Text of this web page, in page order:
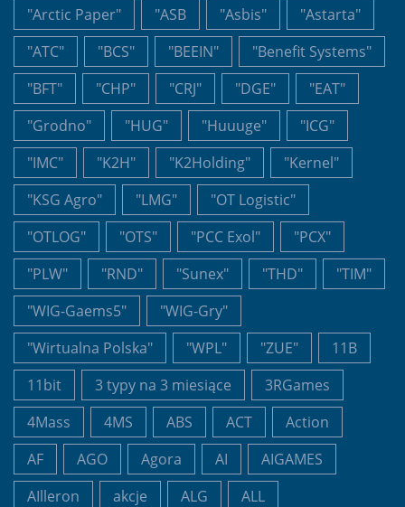
"Arctic Paper"
"ASB "Asbis"
"Astarta"
"ATC"
"BCS" "BEEIN"
"Benefit Systems"
"BFT"
"CHP" "CRJ" "DGE"
"EAT"
"Grodno"
"HUG" "Huuuge"
"ICG"
"IMC"
"K2H" "K2Holding"
"Kernel"
"KSG Agro"
"LMG"
"OT Logistic"
"OTLOG"
"OTS" "PCC Exol"
"PCX"
"PLW"
"RND" "Sunex" "THD"
"TIM"
"WIG-Gaems5"
"WIG-Gry"
"Wirtualna Polska"
"WPL" "ZUE"
11B
11bit
3 typy na 3 miesiące
3RGames
4Mass
4MS ABS ACT
Action
AF
AGO Agora AI
AIGAMES
AIlleron
akcje ALG
ALL